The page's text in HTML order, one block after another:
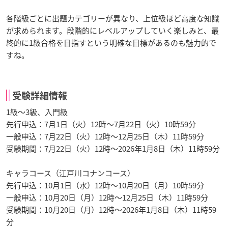
各階級ごとに出題カテゴリーが異なり、上位級ほど高度な知識
が求められます。段階的にレベルアップしていく楽しみと、最
終的に1級合格を目指すという明確な目標があるのも魅力的で
すね。
受験詳細情報
1級～3級、入門級
先行申込：7月1日（火）12時～7月22日（火）10時59分
一般申込：7月22日（火）12時～12月25日（木）11時59分
受験期間：7月22日（火）12時～2026年1月8日（木）11時59分
キャラコース（江戸川コナンコース）
先行申込：10月1日（水）12時～10月20日（月）10時59分
一般申込：10月20日（月）12時～12月25日（木）11時59分
受験期間：10月20日（月）12時～2026年1月8日（木）11時59
分